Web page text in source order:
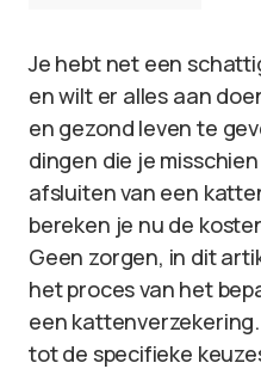
Je hebt net een
en wilt er alles aan
en gezond leven te
dingen die je
afsluiten van een
bereken je nu de
Geen zorgen, in dit
het proces van het
een
tot de specifieke